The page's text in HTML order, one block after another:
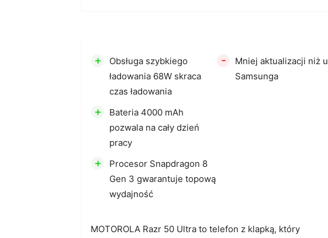
MOTOROLA Razr 50 Ultra to telefon z klapką, który
+
Obsługa szybkiego
ładowania 68W skraca
czas ładowania
+
Bateria 4000 mAh
pozwala na cały dzień
pracy
+
Procesor Snapdragon 8
Gen 3 gwarantuje topową
wydajność
-
Mniej aktualizacji niż u
Samsunga